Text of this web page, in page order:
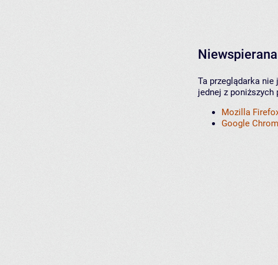
Ta przeglądarka
jednej z poniższych
Mozilla
Google